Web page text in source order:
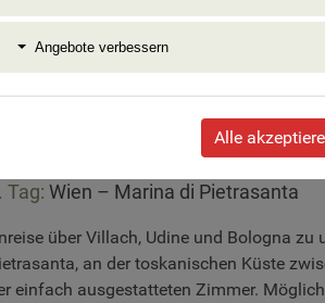
Tag: Wien – Marina di Pietrasanta
über Villach, Udine und Bologna
an der toskanischen Küste
einfach ausgestatteten Zimmer.
Angebote verbessern
Alle